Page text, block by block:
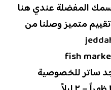
المفضلة عندي هنا
متميز وصلنا من
ساتر للخصوصية